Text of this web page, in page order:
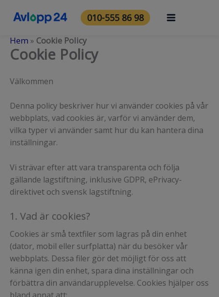
innehåll
010-555 86 98
Hem » Cookie Policy
Cookie Policy
Välkommen
Denna policy beskriver hur vi använder cookies på vår
webbplats, vad cookies är, varför vi använder dem,
vilka typer vi använder samt hur du kan hantera dina
inställningar.
Vi strävar efter att vara transparenta och följa
gällande lagstiftning, inklusive GDPR, ePrivacy-
direktivet och svensk lagstiftning.
1. Vad är cookies?
Cookies är små textfiler som lagras på din enhet
(dator, mobil eller surfplatta) när du besöker vår
webbplats. Dessa filer gör det möjligt för oss att
känna igen din enhet, spara dina inställningar och
förbättra din användarupplevelse. Cookies hjälper oss